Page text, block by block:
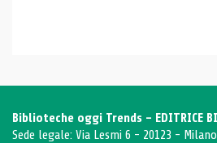
Biblioteche oggi Trends - EDITRICE
Sede legale: Via Lesmi 6 - 20123 - Milano